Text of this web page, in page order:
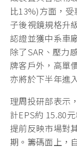
比13%)方面，
子後視鏡規格升
認證並獲中系車
除了SAR、壓力
牌客戶外，高單
亦將於下半年進
理周投研部表示
計EPS約 15.80
提前反映市場對
期。籌碼面上，